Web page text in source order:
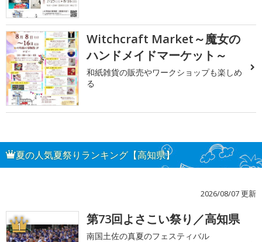
Witchcraft Market～魔女の
ハンドメイドマーケット～
和紙雑貨の販売やワークショップも楽しめ
る
夏の人気夏祭りランキング【高知県】
2026/08/07 更新
1 第73回よさこい祭り／高知県
南国土佐の真夏のフェスティバル